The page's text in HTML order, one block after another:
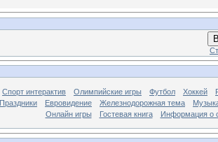
Спорт интерактив Олимпийские игры Футбол Хоккей
Праздники Евровидение Железнодорожная тема
Онлайн игры
Гостевая книга Информация о